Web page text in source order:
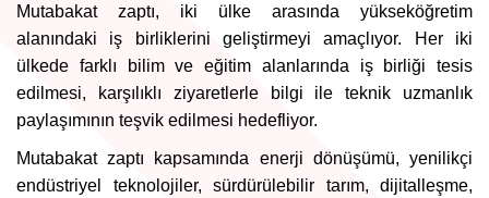
Mutabakat zaptı, iki ülke arasında yükseköğretim
alanındaki iş birliklerini geliştirmeyi amaçlıyor. Her iki
ülkede farklı bilim ve eğitim alanlarında iş birliği tesis
edilmesi, karşılıklı ziyaretlerle bilgi ile teknik uzmanlık
paylaşımının teşvik edilmesi hedefliyor.
Mutabakat zaptı kapsamında enerji dönüşümü, yenilikçi
endüstriyel teknolojiler, sürdürülebilir tarım, dijitalleşme,